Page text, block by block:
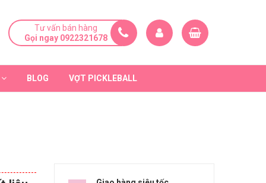
Tư vấn bán hàng
Gọi ngay 0922321678
BLOG VỢT PICKLEBALL